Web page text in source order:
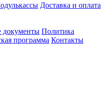
Доставка и оплата
документы Политика
программа Контакты